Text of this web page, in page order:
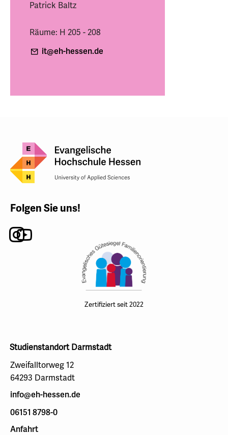
Patrick Baltz
Räume: H 205 - 208
it@eh-hessen.de
Folgen Sie uns!
Instagram
Youtube
Zertifiziert seit 2022
Studienstandort Darmstadt
Zweifalltorweg 12
64293 Darmstadt
info@eh-hessen.de
06151 8798-0
Anfahrt